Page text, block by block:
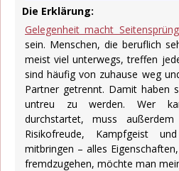
Die Erklärung:
Gelegenheit macht
sein. Menschen, die beruflich
meist viel unterwegs, treffen
sind häufig von zuhause weg
Partner getrennt. Damit haben
untreu zu werden. Wer
durchstartet, muss
Risikofreude, Kampfgeist
mitbringen – alles
fremdzugehen, möchte man